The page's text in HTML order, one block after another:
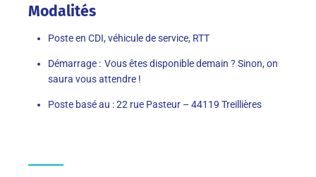
Modalités
Poste en CDI, véhicule de service, RTT
Démarrage : Vous êtes disponible demain ? Sinon, on
saura vous attendre !
Poste basé au : 22 rue Pasteur – 44119 Treillières